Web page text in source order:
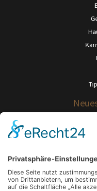
Wenn Abschied zur Last
Verkalktes Wasser? So
Gut sitzen, besser leben: